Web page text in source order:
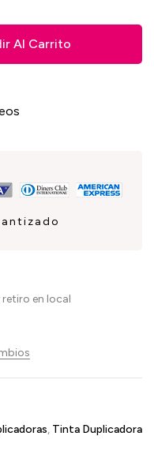
Al Carrito
en local
, Tinta Duplicadora